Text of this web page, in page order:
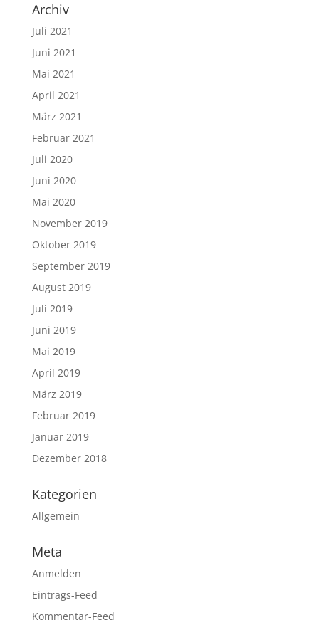
Archiv
Juli 2021
Juni 2021
Mai 2021
April 2021
März 2021
Februar 2021
Juli 2020
Juni 2020
Mai 2020
November 2019
Oktober 2019
September 2019
August 2019
Juli 2019
Juni 2019
Mai 2019
April 2019
März 2019
Februar 2019
Januar 2019
Dezember 2018
Kategorien
Allgemein
Meta
Anmelden
Eintrags-Feed
Kommentar-Feed